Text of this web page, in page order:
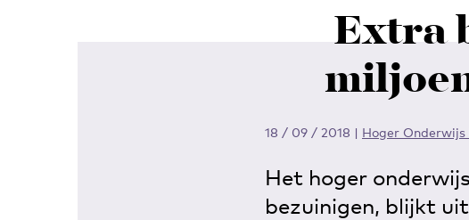
Extra
18 / 09 / 2018 | Hoger
Het hoger
bezuinigen, blijkt